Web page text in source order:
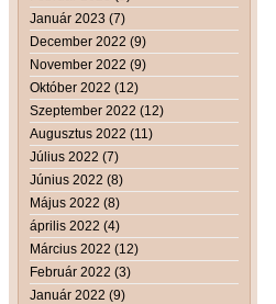
Január 2023 (7)
December 2022 (9)
November 2022 (9)
Október 2022 (12)
Szeptember 2022 (12)
Augusztus 2022 (11)
Július 2022 (7)
Június 2022 (8)
Május 2022 (8)
április 2022 (4)
Március 2022 (12)
Február 2022 (3)
Január 2022 (9)